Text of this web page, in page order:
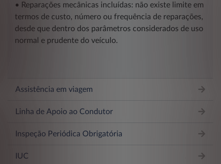
• Reparações mecânicas incluídas: não existe limite em
termos de custo, número ou frequência de reparações,
desde que dentro dos parâmetros considerados de uso
normal e prudente do veículo.
Assistência em viagem
Linha de Apoio ao Condutor
Inspeção Periódica Obrigatória
IUC